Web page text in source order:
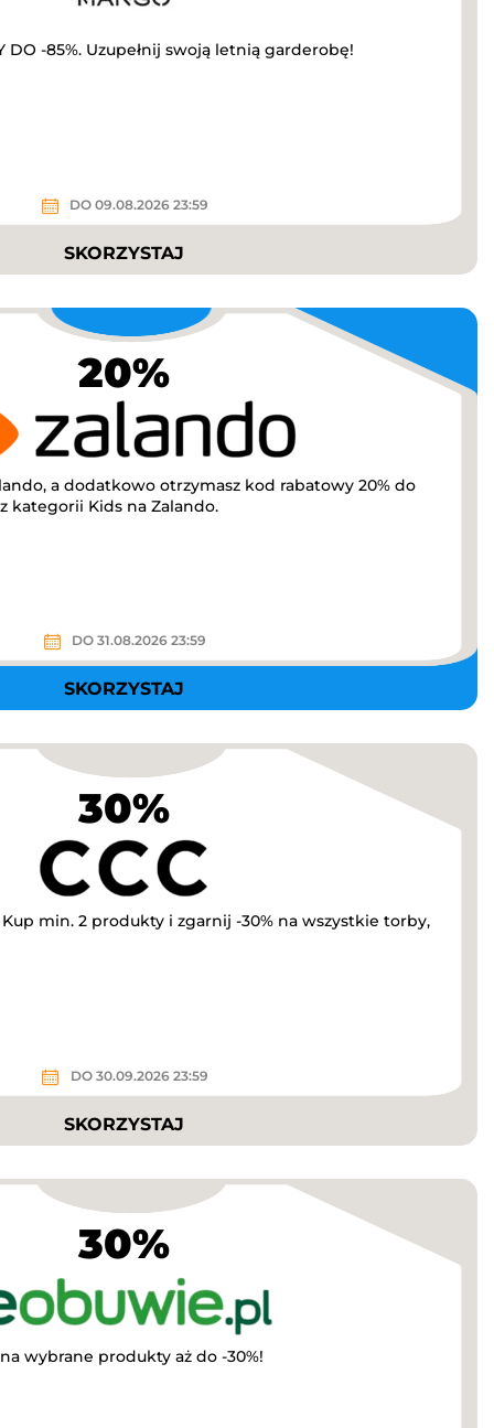
DO -85%. Uzupełnij swoją letnią garderobę!
DO 09.08.2026 23:59
SKORZYSTAJ
20%
a dodatkowo otrzymasz kod rabatowy 20% do
kategorii Kids na Zalando.
DO 31.08.2026 23:59
SKORZYSTAJ
30%
min. 2 produkty i zgarnij -30% na wszystkie torby,
DO 30.09.2026 23:59
SKORZYSTAJ
30%
wybrane produkty aż do -30%!